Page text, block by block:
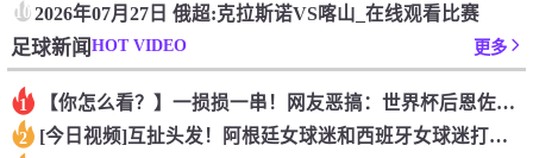
102026年07月27日 俄超:克拉斯诺VS喀山_在线观看比赛
足球新闻HOT VIDEO 更多
1 【你怎么看？】一损损一串！网友恶搞：世界杯后恩佐从阿根廷队回
2 [今日视频]互扯头发！阿根廷女球迷和西班牙女球迷打起来了！